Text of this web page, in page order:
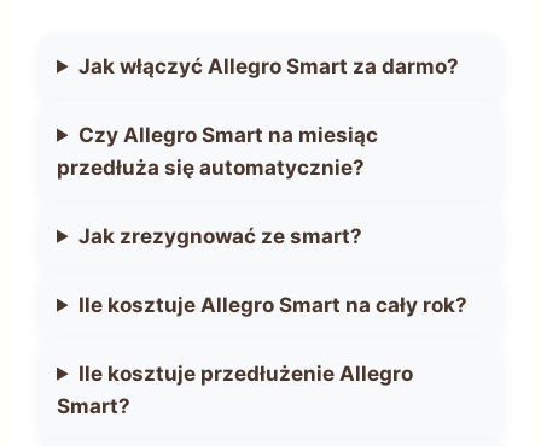
Jak włączyć Allegro Smart za darmo?
Czy Allegro Smart na miesiąc
przedłuża się automatycznie?
Jak zrezygnować ze smart?
Ile kosztuje Allegro Smart na cały rok?
Ile kosztuje przedłużenie Allegro
Smart?